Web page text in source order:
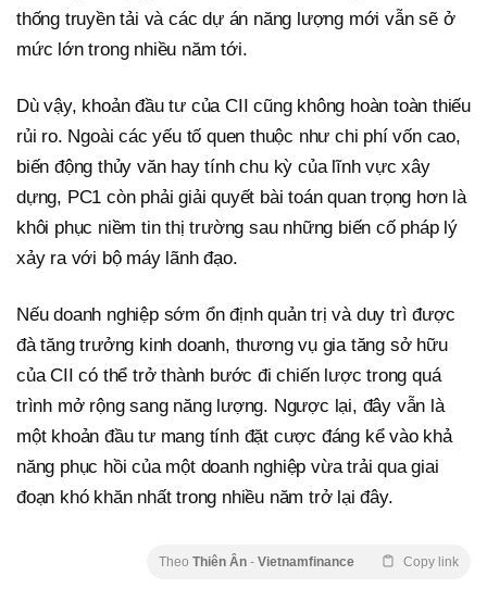
thống truyền tải và các dự án năng lượng mới vẫn sẽ ở
mức lớn trong nhiều năm tới.
Dù vậy, khoản đầu tư của CII cũng không hoàn toàn thiếu
rủi ro. Ngoài các yếu tố quen thuộc như chi phí vốn cao,
biến động thủy văn hay tính chu kỳ của lĩnh vực xây
dựng, PC1 còn phải giải quyết bài toán quan trọng hơn là
khôi phục niềm tin thị trường sau những biến cố pháp lý
xảy ra với bộ máy lãnh đạo.
Nếu doanh nghiệp sớm ổn định quản trị và duy trì được
đà tăng trưởng kinh doanh, thương vụ gia tăng sở hữu
của CII có thể trở thành bước đi chiến lược trong quá
trình mở rộng sang năng lượng. Ngược lại, đây vẫn là
một khoản đầu tư mang tính đặt cược đáng kể vào khả
năng phục hồi của một doanh nghiệp vừa trải qua giai
đoạn khó khăn nhất trong nhiều năm trở lại đây.
Theo Thiên Ân - Vietnamfinance Copy link